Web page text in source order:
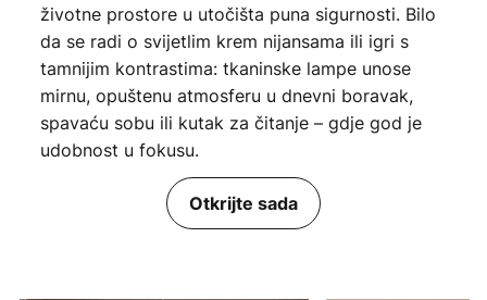
životne prostore u utočišta puna sigurnosti. Bilo
da se radi o svijetlim krem nijansama ili igri s
tamnijim kontrastima: tkaninske lampe unose
mirnu, opuštenu atmosferu u dnevni boravak,
spavaću sobu ili kutak za čitanje – gdje god je
udobnost u fokusu.
Otkrijte sada